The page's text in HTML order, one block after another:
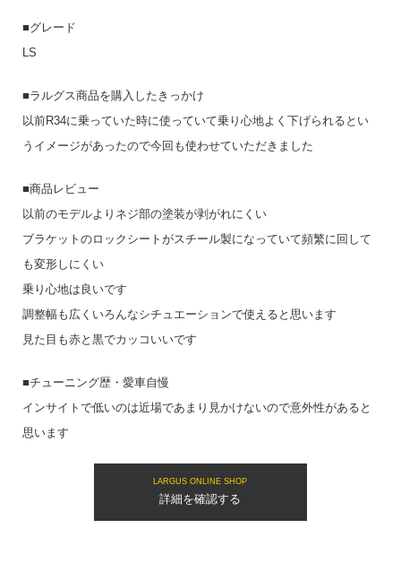
■グレード
LS
■ラルグス商品を購入したきっかけ
以前R34に乗っていた時に使っていて乗り心地よく下げられるとい
うイメージがあったので今回も使わせていただきました
■商品レビュー
以前のモデルよりネジ部の塗装が剥がれにくい
ブラケットのロックシートがスチール製になっていて頻繁に回して
も変形しにくい
乗り心地は良いです
調整幅も広くいろんなシチュエーションで使えると思います
見た目も赤と黒でカッコいいです
■チューニング歴・愛車自慢
インサイトで低いのは近場であまり見かけないので意外性があると
思います
LARGUS ONLINE SHOP
詳細を確認する